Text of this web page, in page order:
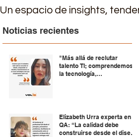
Un espacio de insights,
Noticias recientes
"Más allá de reclutar
talento TI; comprendemos
la tecnología,
Elizabeth Urra experta en
QA: “La calidad debe
construirse desde el diseño